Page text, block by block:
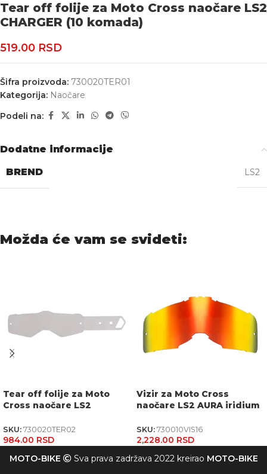
Tear off folije za Moto Cross naočare LS2
CHARGER (10 komada)
519.00 RSD
Šifra proizvoda: 730020TER01
Kategorija: Naočare
Podeli na:
Dodatne informacije
BREND
LS2
Možda će vam se svideti:
Tear off folije za Moto
Cross naočare LS2
SKU: 730020TER02
984.00 RSD
Vizir za Moto Cross
naočare LS2 AURA iridium
SKU: 730010VIS16
2,228.00 RSD
MOTO-BIKE
Sva prava zadržava 2022 kreirao MOTO-BIKE